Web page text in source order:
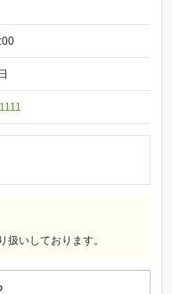
いしております。